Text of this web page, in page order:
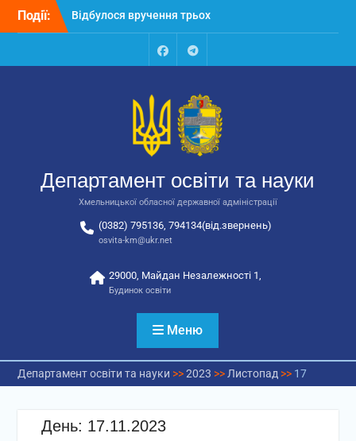
Перейти
Події:
Відбулося вручення трьох
автобусів для потреб
Відбулося засідання
освіти та науки обласної
державної адміністрації
Відбулась обласна
національно-патріотичне
виховання
FacebookTalegram
Департамент освіти та науки
Хмельницької обласної державної адміністрації
(0382) 795136, 794134(від.звернень)
osvita-km@ukr.net
29000, Майдан Незалежності 1,
Будинок освіти
Меню
Департамент освіти та науки >>2023 >> Листопад >> 17
День: 17.11.2023